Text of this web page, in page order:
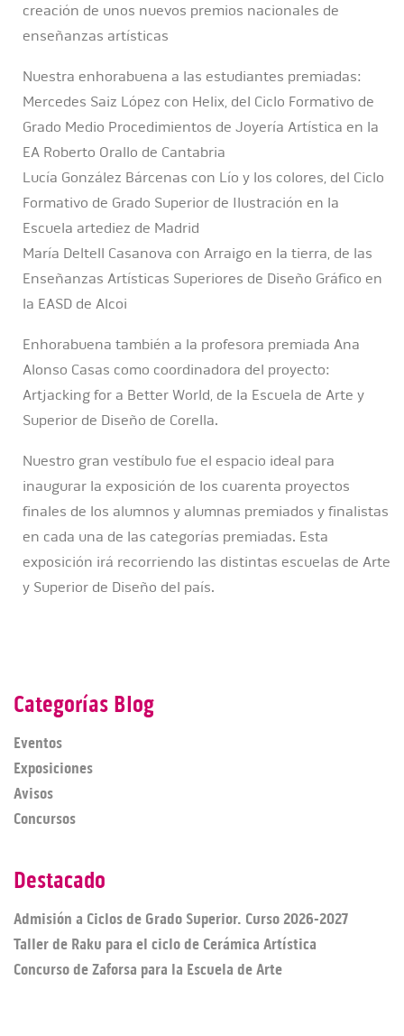
creación de unos nuevos premios nacionales de
enseñanzas artísticas
Nuestra enhorabuena a las estudiantes premiadas:
Mercedes Saiz López con Helix, del Ciclo Formativo de
Grado Medio Procedimientos de Joyería Artística en la
EA Roberto Orallo de Cantabria
Lucía González Bárcenas con Lío y los colores, del Ciclo
Formativo de Grado Superior de Ilustración en la
Escuela artediez de Madrid
María Deltell Casanova con Arraigo en la tierra, de las
Enseñanzas Artísticas Superiores de Diseño Gráfico en
la EASD de Alcoi
Enhorabuena también a la profesora premiada Ana
Alonso Casas como coordinadora del proyecto:
Artjacking for a Better World, de la Escuela de Arte y
Superior de Diseño de Corella.
Nuestro gran vestíbulo fue el espacio ideal para
inaugurar la exposición de los cuarenta proyectos
finales de los alumnos y alumnas premiados y finalistas
en cada una de las categorías premiadas. Esta
exposición irá recorriendo las distintas escuelas de Arte
y Superior de Diseño del país.
Categorías Blog
Eventos
Exposiciones
Avisos
Concursos
Destacado
Admisión a Ciclos de Grado Superior. Curso 2026-2027
Taller de Raku para el ciclo de Cerámica Artística
Concurso de Zaforsa para la Escuela de Arte